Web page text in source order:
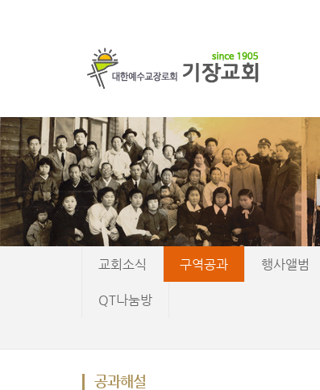
교회소식 구역공과 행사앨범
QT나눔방
공과해설